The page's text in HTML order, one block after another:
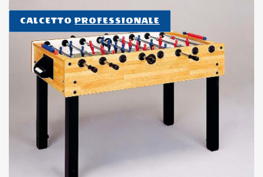
CALCETTO PROFESSIONALE